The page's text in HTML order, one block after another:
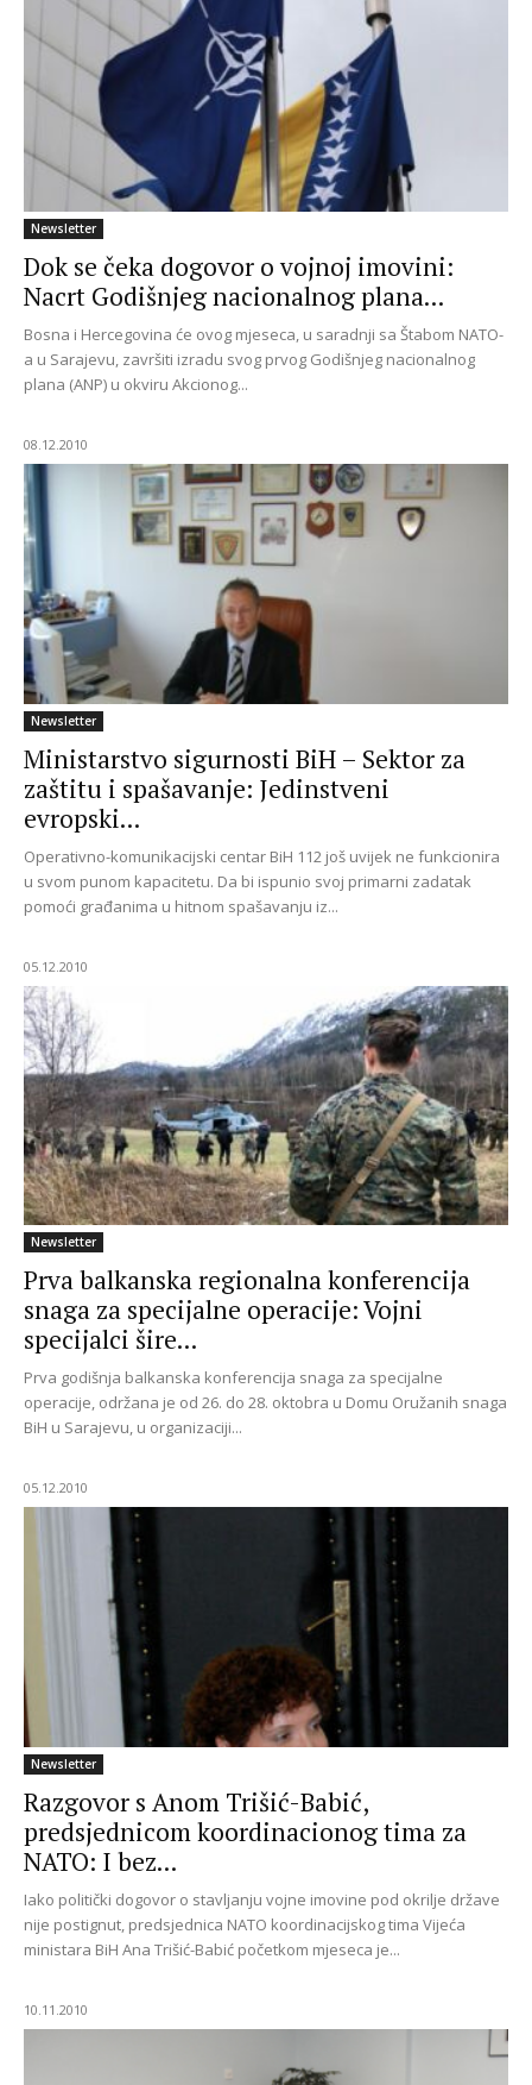
Newsletter
Dok se čeka dogovor o vojnoj imovini:
Nacrt Godišnjeg nacionalnog plana...
Bosna i Hercegovina će ovog mjeseca, u saradnji sa Štabom NATO-
a u Sarajevu, završiti izradu svog prvog Godišnjeg nacionalnog
plana (ANP) u okviru Akcionog...
08.12.2010
Newsletter
Ministarstvo sigurnosti BiH – Sektor za
zaštitu i spašavanje: Jedinstveni
evropski...
Operativno-komunikacijski centar BiH 112 još uvijek ne funkcionira
u svom punom kapacitetu. Da bi ispunio svoj primarni zadatak
pomoći građanima u hitnom spašavanju iz...
05.12.2010
Newsletter
Prva balkanska regionalna konferencija
snaga za specijalne operacije: Vojni
specijalci šire...
Prva godišnja balkanska konferencija snaga za specijalne
operacije, održana je od 26. do 28. oktobra u Domu Oružanih snaga
BiH u Sarajevu, u organizaciji...
05.12.2010
Newsletter
Razgovor s Anom Trišić-Babić,
predsjednicom koordinacionog tima za
NATO: I bez...
Iako politički dogovor o stavljanju vojne imovine pod okrilje države
nije postignut, predsjednica NATO koordinacijskog tima Vijeća
ministara BiH Ana Trišić-Babić početkom mjeseca je...
10.11.2010